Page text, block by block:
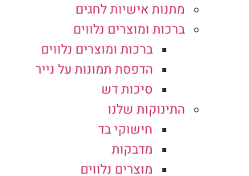
מתנות אישיות לחגים
ברכות ומוצרים נלווים
ברכות ומוצרים נלווים
הדפסת תמונות על נייר
סיכות דש
התינוקות שלנו
חישוקי בד
מדבקות
מוצרים נלווים